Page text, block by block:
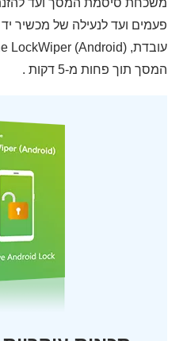
פעמים ועד לנעילה של מכשיר
המסך תוך פחות מ-5 דקות .